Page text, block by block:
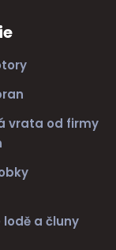
vrata od firmy
lodě a čluny